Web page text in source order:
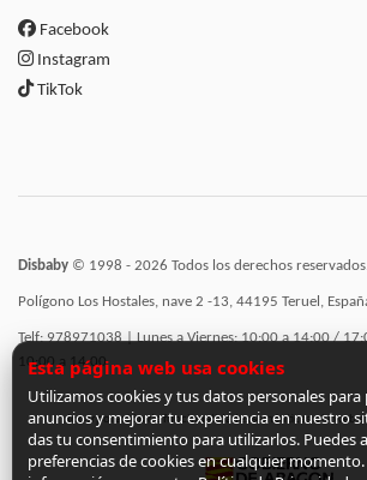
Facebook
Instagram
TikTok
Disbaby © 1998 - 2026 Todos los derechos
Polígono Los Hostales, nave 2 -13, 44195 Teruel,
Telf: 978971038 | Lunes a Viernes: 10:00 a 14:00 /
10:00 a 14:00
Incorporación de funcionalidades semánticas a la web
Esta página web usa cookies
Utilizamos cookies y tus datos personales para
anuncios y mejorar tu experiencia en nuestro
das tu consentimiento para utilizarlos. Puedes
preferencias de cookies en cualquier